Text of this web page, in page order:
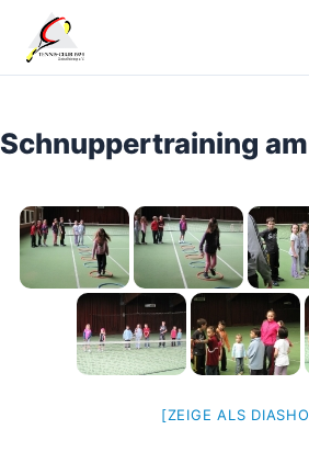
Inhalt
springen
Schnuppertraining
[ZEIGE ALS